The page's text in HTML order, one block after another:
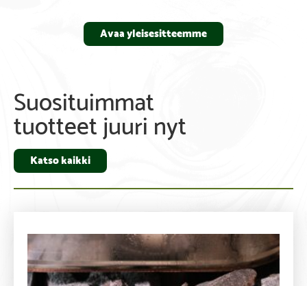
Avaa yleisesitteemme
Suosituimmat
tuotteet juuri nyt
Katso kaikki